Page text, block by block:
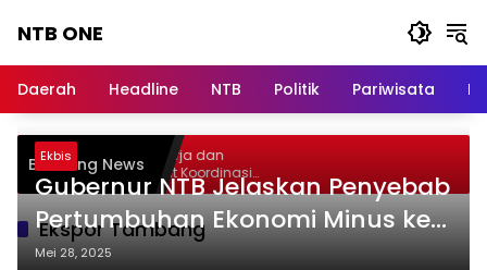
NTB ONE
dan
Berita
Lombok
Daerah Headline NTB Politik Pariwisata
Breaking News
Audiensi, Jasa Raharja dan
PANRB Perkuat Koordinasi
Kepatuhan PKB dan SWDKLLJ
Ekspor Tambang
Ekbis
Gubernur NTB Jelaskan Penyebab
Pertumbuhan Ekonomi Minus ke
Mendagri
Mei 28, 2025